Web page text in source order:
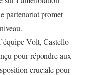
partenariat promet
Volt, Castello
pour répondre aux
cruciale pour